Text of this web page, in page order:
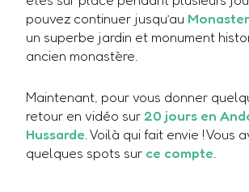
pouvez continuer jusqu’au
un superbe jardin et monument
ancien monastère.
Maintenant, pour vous donner
retour en vidéo sur 20 jours en
Hussarde . Voilà qui fait envie ! Vous
quelques spots sur ce compte